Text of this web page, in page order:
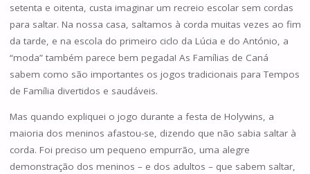
setenta e oitenta, custa imaginar um recreio escolar sem cordas
para saltar. Na nossa casa, saltamos à corda muitas vezes ao fim
da tarde, e na escola do primeiro ciclo da Lúcia e do António, a
“moda” também parece bem pegada! As Famílias de Caná
sabem como são importantes os jogos tradicionais para Tempos
de Família divertidos e saudáveis.
Mas quando expliquei o jogo durante a festa de Holywins, a
maioria dos meninos afastou-se, dizendo que não sabia saltar à
corda. Foi preciso um pequeno empurrão, uma alegre
demonstração dos meninos – e dos adultos – que sabem saltar,